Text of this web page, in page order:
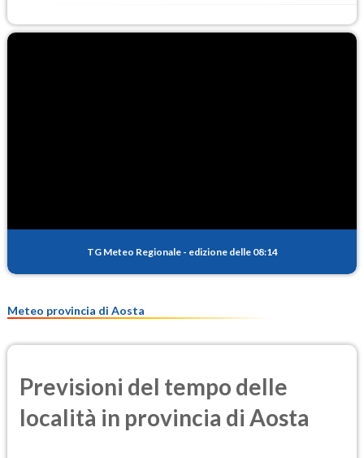
TG Meteo Regionale - edizione delle 08:14
Meteo provincia di Aosta
Previsioni del tempo delle
località in provincia di Aosta